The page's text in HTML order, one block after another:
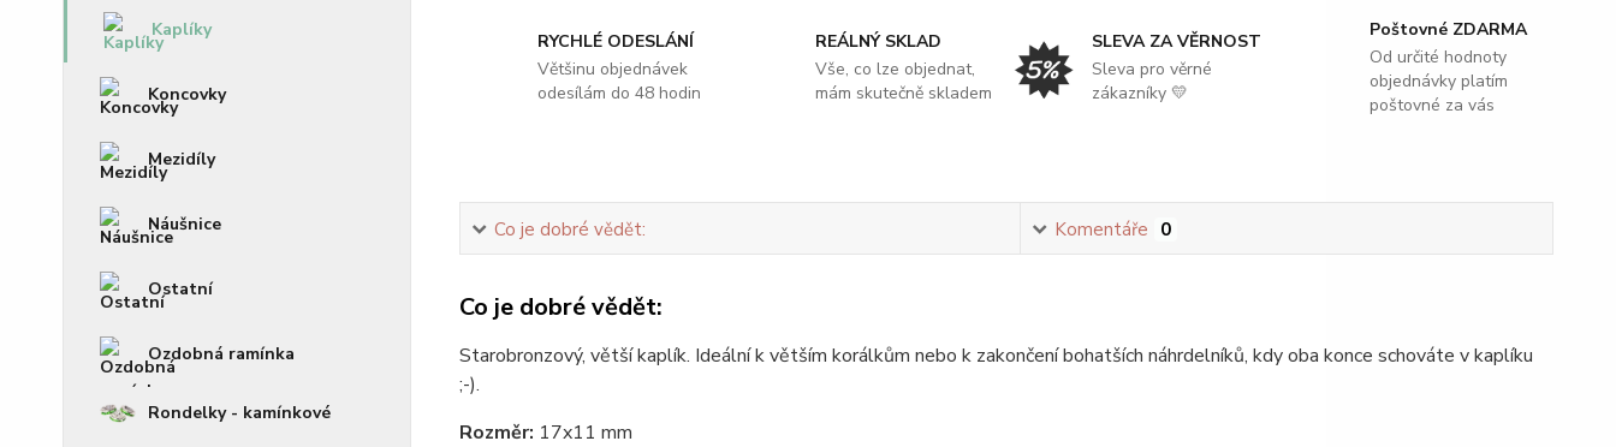
Kaplíky
Koncovky
Mezidíly
Náušnice
Ostatní
Ozdobná ramínka
Rondelky - kamínkové
RYCHLÉ ODESLÁNÍ
Většinu objednávek
odesílám do 48 hodin
REÁLNÝ SKLAD
Vše, co lze objednat,
mám skutečně skladem
SLEVA ZA VĚRNOST
Sleva pro věrné
zákazníky 💛
Poštovné ZDARMA
Od určité hodnoty
objednávky platím
poštovné za vás
Co je dobré vědět: Komentáře 0
Co je dobré vědět:
Starobronzový, větší kaplík. Ideální k větším korálkům nebo k zakončení bohatších náhrdelníků, kdy oba konce schováte v kaplíku
;-).
Rozměr: 17x11 mm